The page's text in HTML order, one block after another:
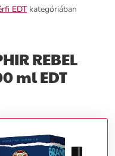
EDTkategóriában
REBEL
ml EDT